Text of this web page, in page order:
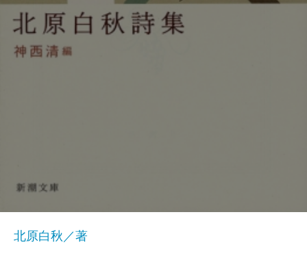
北原白秋／著